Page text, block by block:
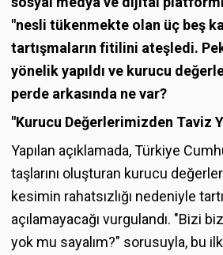
"nesli tükenmekte olan üç beş
tartışmaların fitilini ateşledi.
yönelik yapıldı ve kurucu
perde arkasında ne var?
"Kurucu Değerlerimizden Taviz
Yapılan açıklamada, Türkiye
taşlarını oluşturan kurucu
kesimin rahatsızlığı nedeniyle
açılamayacağı vurgulandı. "Bizi
yok mu sayalım?" sorusuyla, bu